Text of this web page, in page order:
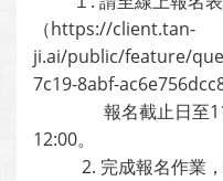
（https://client.tan-
ji.ai/public/feature/
7c19-8abf-
報名截止日至114
12:00。
2. 完成報名作業，